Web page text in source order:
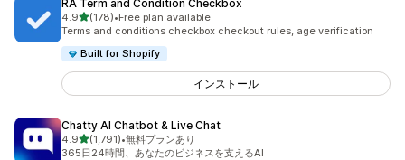
RA Term and Condition Checkbox
4.95つ星中
(178)
合計レビュー数：178件
•Free plan available
Terms and conditions checkbox checkout rules, age verification
Built for Shopify
インストール
Chatty AI Chatbot & Live Chat
4.95つ星中
(1,791)
合計レビュー数：1791件
•無料プランあり
365日24時間、あなたのビジネスを支えるAI